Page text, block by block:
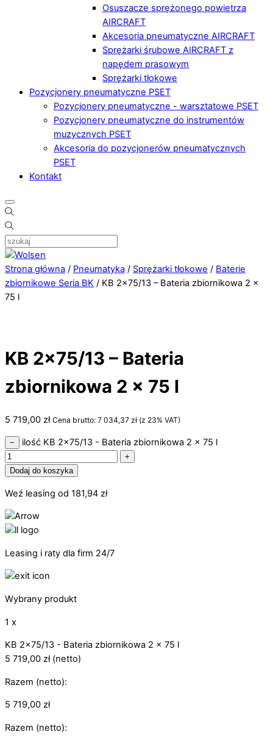
Osuszacze sprężonego powietrza
AIRCRAFT
Akcesoria pneumatyczne AIRCRAFT
Sprężarki śrubowe AIRCRAFT z
napędem prasowym
Sprężarki tłokowe
Pozycjonery pneumatyczne PSET
Pozycjonery pneumatyczne - warsztatowe PSET
Pozycjonery pneumatyczne do instrumentów
muzycznych PSET
Akcesoria do pozycjonerów pneumatycznych
PSET
Kontakt
Strona główna / Pneumatyka / Sprężarki tłokowe / Baterie
zbiornikowe Seria BK / KB 2×75/13 – Bateria zbiornikowa 2 x
75 l
KB 2×75/13 – Bateria
zbiornikowa 2 x 75 l
5 719,00 zł Cena brutto: 7 034,37 zł (z 23% VAT)
− ilość KB 2x75/13 - Bateria zbiornikowa 2 x 75 l
+
Dodaj do koszyka
Weź leasing od 181,94 zł
Leasing i raty dla firm 24/7
Wybrany produkt
1 x
KB 2x75/13 - Bateria zbiornikowa 2 x 75 l
5 719,00 zł(netto)
Razem (netto):
5 719,00 zł
Razem (netto):